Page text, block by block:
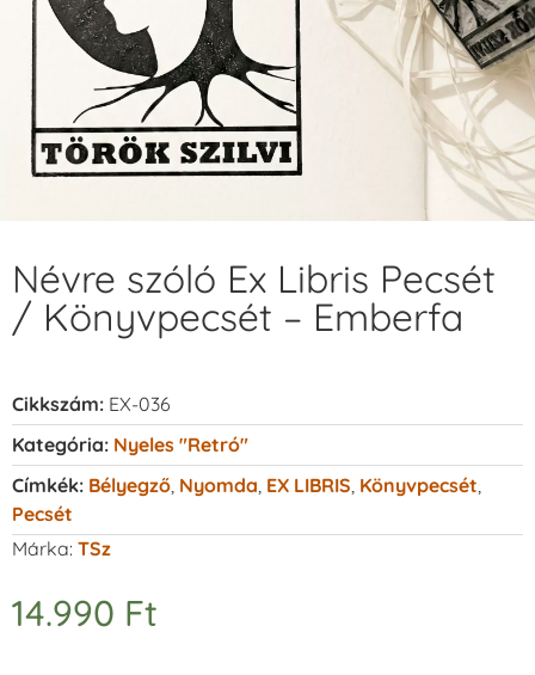
Névre szóló Ex Libris Pecsét
/ Könyvpecsét – Emberfa
Cikkszám: EX-036
Kategória: Nyeles "retró"
Címkék: Bélyegző, Nyomda, EX LIBRIS, Könyvpecsét,
Pecsét
Márka: TSz
14.990 Ft